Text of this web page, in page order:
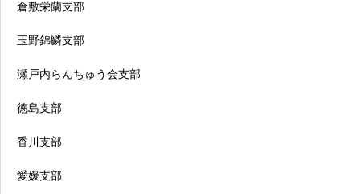
倉敷栄蘭支部
玉野錦鱗支部
瀬戸内らんちゅう会支部
徳島支部
香川支部
愛媛支部